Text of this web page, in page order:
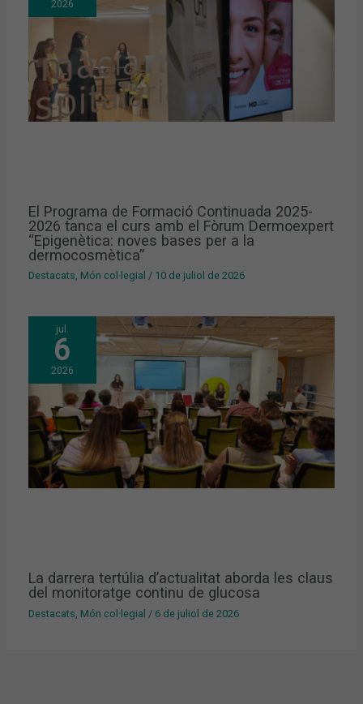
2026
El Programa de Formació Continuada 2025-
2026 tanca el curs amb el Fòrum Dermoexpert
“Epigenètica: noves bases per a la
dermocosmètica”
Destacats, Món col·legial / 10 de juliol de 2026
jul.
6
2026
La darrera tertúlia d’actualitat aborda les claus
del monitoratge continu de glucosa
Destacats Món col·legial / 6 de juliol de 2026